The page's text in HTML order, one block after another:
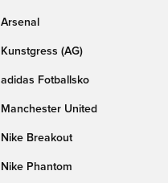
Arsenal
Kunstgress (AG)
adidas Fotballsko
Manchester United
Nike Breakout
Nike Phantom